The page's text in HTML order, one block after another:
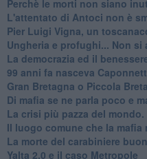
Perchè le morti non siano
L'attentato di Antoci non è
Pier Luigi Vigna, un
Ungheria e profughi... Non si
La democrazia ed il
99 anni fa nasceva
Gran Bretagna o Piccola
Di mafia se ne parla poco e
La crisi più pazza del mondo.
Il luogo comune che la mafia
La morte del carabiniere
Yalta 2.0 e il caso Metropole